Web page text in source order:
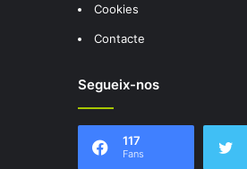
Cookies
Contacte
Segueix-nos
117
Fans